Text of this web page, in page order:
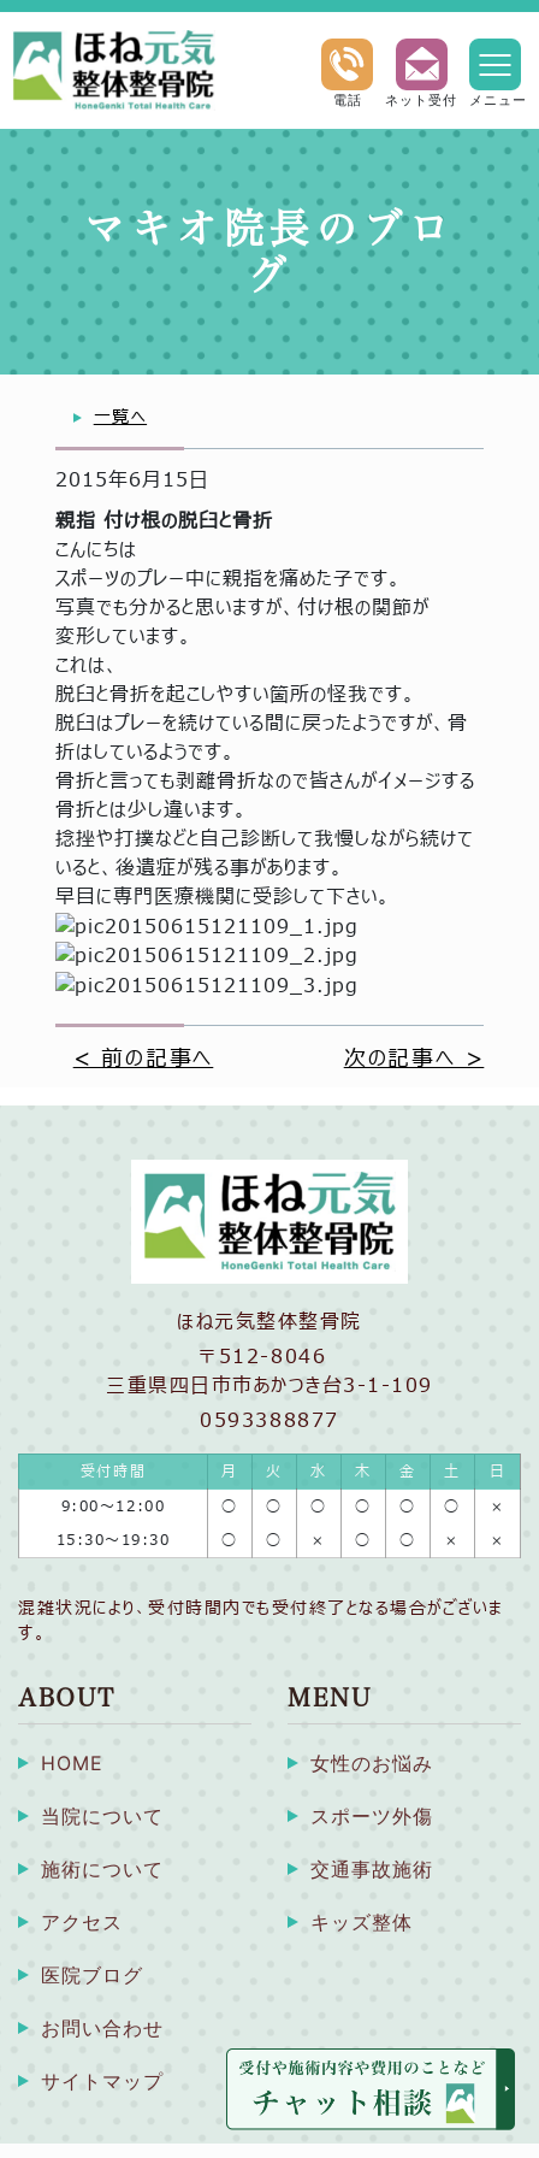
メニュー
ネット受付
電話
マキオ院長のブロ
グ
一覧へ
2015年6月15日
親指 付け根の脱臼と骨折
こんにちは
スポーツのプレー中に親指を痛めた子です。
写真でも分かると思いますが、付け根の関節が
変形しています。
これは、
脱臼と骨折を起こしやすい箇所の怪我です。
脱臼はプレーを続けている間に戻ったようですが、骨
折はしているようです。
骨折と言っても剥離骨折なので皆さんがイメージする
骨折とは少し違います。
捻挫や打撲などと自己診断して我慢しながら続けて
いると、後遺症が残る事があります。
早目に専門医療機関に受診して下さい。
< 前の記事へ 次の記事へ >
ほね元気整体整骨院
〒512-8046
三重県四日市市あかつき台3-1-109
0593388877
受付時間 月 火 水 木 金 土
日
9:00〜12:00
◯ ◯ ◯ ◯ ◯ ◯
×
15:30〜19:30
◯ ◯ × ◯ ◯ × ×
混雑状況により、受付時間内でも受付終了となる場合がございま
す。
ABOUT
HOME
当院について
施術について
アクセス
医院ブログ
お問い合わせ
サイトマップ
MENU
女性のお悩み
スポーツ外傷
交通事故施術
キッズ整体